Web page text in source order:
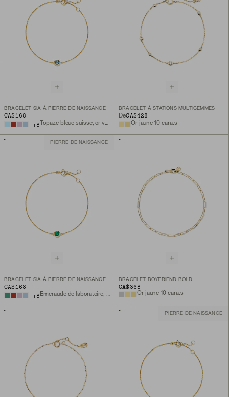
BRACELET SIA À PIERRE DE NAISSANCE
CA$168
+8 Topaze bleue suisse, or vermeil 18 carats
BRACELET À STATIONS MULTIGEMMES
DeCA$428
Or jaune 10 carats
PIERRE DE NAISSANCE
BRACELET SIA À PIERRE DE NAISSANCE
CA$168
+8 Émeraude de laboratoire, or vermeil 18 carats
BRACELET BOYFRIEND BOLD
CA$368
Or jaune 10 carats
PIERRE DE NAISSANCE